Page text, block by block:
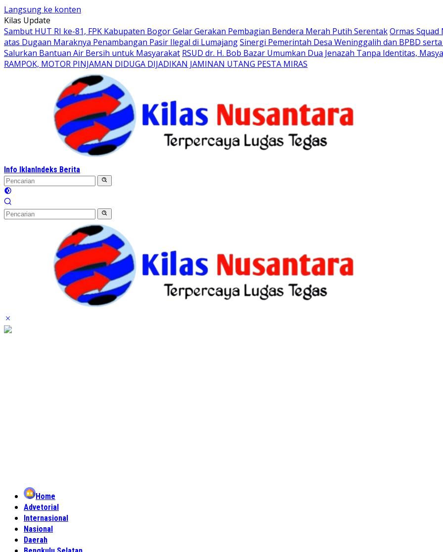
Langsung ke konten
Kilas Update
Sambut HUT RI ke-81, FPK Kabupaten Bogor Gelar Gerakan Pembagian Bendera Merah Putih SerentakOrmas
atas Dugaan Maraknya Penambangan Pasir Ilegal di LumajangSinergi Pemerintah Desa Weninggalih dan BPBD
Salurkan Bantuan Air Bersih untuk Masyarakat RSUD dr. H. Bob Bazar Umumkan Dua Jenazah Tanpa Identitas,
RAMPOK, MOTOR PINJAMAN DIDUGA DIJADIKAN JAMINAN UTANG PESTA MIRAS
Info IklanIndeks Berita
Home
Advetorial
Internasional
Nasional
Daerah